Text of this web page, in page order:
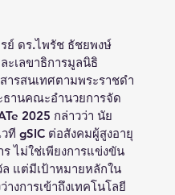
ย์ ดร.ไพรัช ธัชยพงษ์
ะเลขาธิการมูลนิธิ
ารสนเทศตามพระราชดำ
ธานคณะอำนวยการจัด
2025 กล่าวว่า นัย
ที gSIC ต่อสังคมผู้สูงอายุ
ไม่ใช่เพียงการแข่งขัน
ล แต่มีเป้าหมายหลักใน
างการเข้าถึงเทคโนโลยี